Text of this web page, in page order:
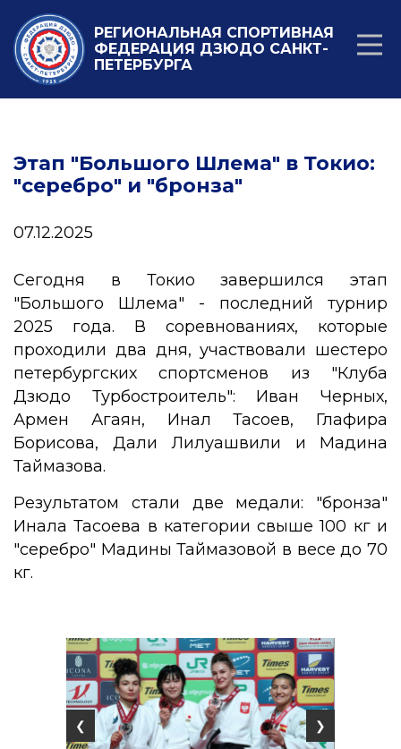
РЕГИОНАЛЬНАЯ СПОРТИВНАЯ
ФЕДЕРАЦИЯ ДЗЮДО САНКТ-
ПЕТЕРБУРГА
Этап "Большого Шлема" в Токио:
"серебро" и "бронза"
07.12.2025
Сегодня в Токио завершился этап
"Большого Шлема" - последний турнир
2025 года. В соревнованиях, которые
проходили два дня, участвовали шестеро
петербургских спортсменов из "Клуба
Дзюдо Турбостроитель": Иван Черных,
Армен Агаян, Инал Тасоев, Глафира
Борисова, Дали Лилуашвили и Мадина
Таймазова.
Результатом стали две медали: "бронза"
Инала Тасоева в категории свыше 100 кг и
"серебро" Мадины Таймазовой в весе до 70
кг.
❮ ❯